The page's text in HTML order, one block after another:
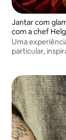
Jantar com
com a chef
Uma
particular,
despertar